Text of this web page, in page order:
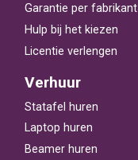
Garantie per fabrikant
Hulp bij het kiezen
Licentie verlengen
Verhuur
Statafel huren
Laptop huren
Beamer huren